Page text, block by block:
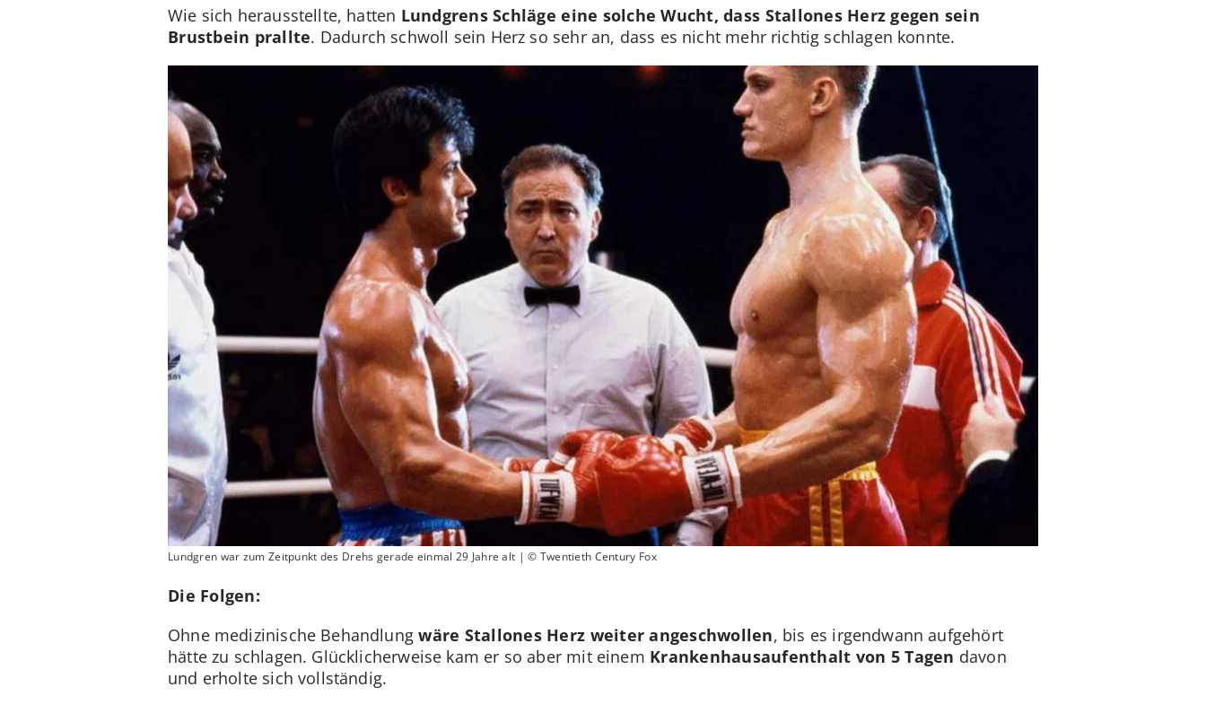
Wie sich herausstellte, hatten Lundgrens Schläge eine solche Wucht, dass Stallones Herz gegen sein
Brustbein prallte. Dadurch schwoll sein Herz so sehr an, dass es nicht mehr richtig schlagen konnte.
Lundgren war zum Zeitpunkt des Drehs gerade einmal 29 Jahre alt | © Twentieth Century Fox
Die Folgen:
Ohne medizinische Behandlung wäre Stallones Herz weiter angeschwollen, bis es irgendwann aufgehört
hätte zu schlagen. Glücklicherweise kam er so aber mit einem Krankenhausaufenthalt von 5 Tagen davon
und erholte sich vollständig.